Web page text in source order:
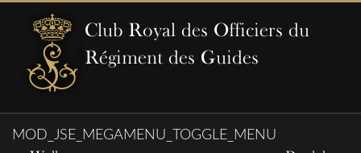
Club Royal des Officiers du
Régiment des Guides
MOD_JSE_MEGAMENU_TOGGLE_MENU